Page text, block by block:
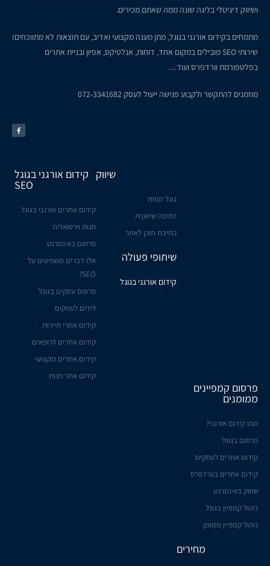
ושיווק דיגיטלי בליגה שונה ממה שאתם מכירים.
מתמחים בקידום אורגני בגוגל, מתן מענה מקצועי ואדיב, עם תוצאות לא מתווכחים!
שירותי SEO מובילים במקום אחד, דוחות, אנלטיקס, אפיון ובניית אתרים
בפלטפורמת וורדפרס ועוד…
מוזמנים להתקשר ולקבוע פגישה ייעול לעסק072-3341682
שיווק
גוגל מפות
כתיבה שיווקית
כתיבת תוכן לאתר
שיתופי פעולה
קידום אורגני בגוגל
קידום אורגני בגוגל
SEO
קידום אתרים אורגני בגוגל
חנות וירטואלית
פרסום באינטרנט
אלו דברים משפיעים על
SEO?
פרסום עסקים בגוגל
לידים לעסקים
קידום אתרי תיירות
קידום אתרים לרופאים
קידום אתרים מקצועי
קידום אתר חנות
פרסום קמפיינים
ממומנים
מהו קידום אורגני?
פרסום בגוגל
קידום אתרים לעסקים
קידום אתרים בוורדפרס
שיווק באינטרנט
ניהול קמפיין בגוגל
ניהול קמפיין ממומן
מחירים